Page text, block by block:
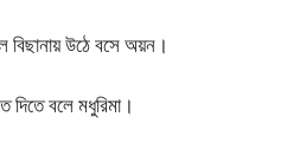
উঠে বসে অয়ন।
দিতে বলে মধুরিমা।